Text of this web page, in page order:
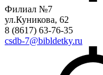
Филиал №7
ул.Куникова, 62
8 (8617) 63-76-35
csdb-7@bibldetky.ru